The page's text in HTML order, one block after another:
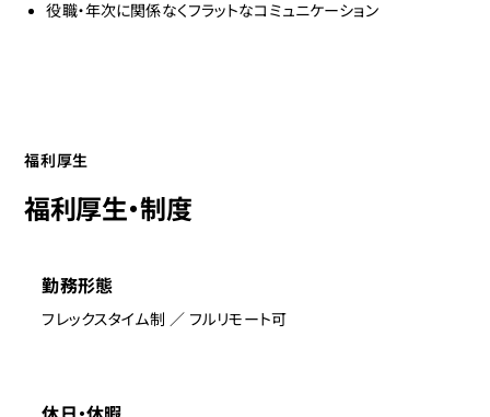
役職・年次に関係なくフラットなコミュニケーション
福利厚生
福利厚生・制度
勤務形態
フレックスタイム制 ／ フルリモート可